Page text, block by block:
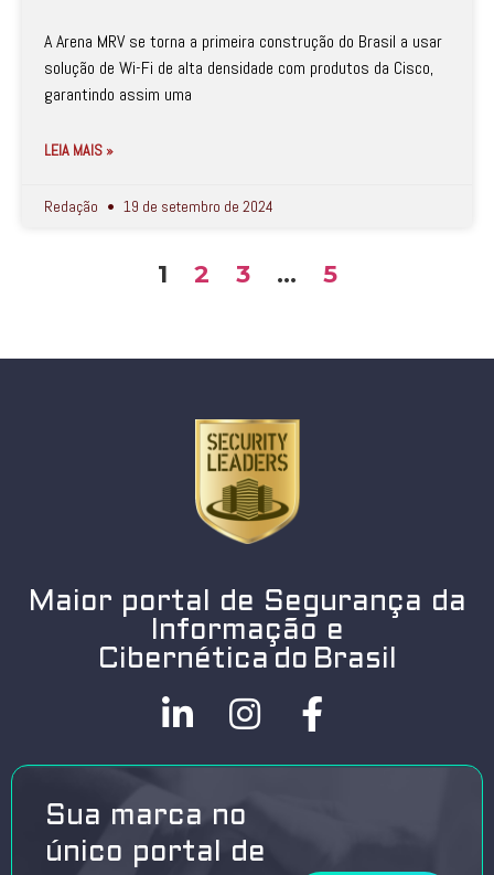
A Arena MRV se torna a primeira construção do Brasil a usar
solução de Wi-Fi de alta densidade com produtos da Cisco,
garantindo assim uma
LEIA MAIS »
Redação 19 de setembro de 2024
1 2 3 … 5
Maior portal de Segurança da
Informação e
Cibernética do Brasil
Sua marca no
único portal de